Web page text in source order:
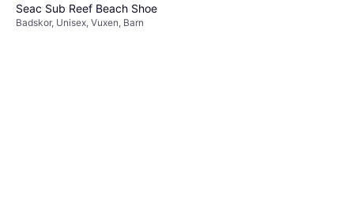
Seac Sub Reef Beach Shoe
Badskor, Unisex, Vuxen, Barn